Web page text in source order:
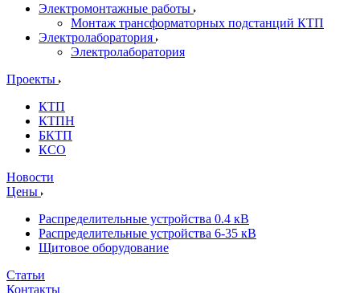
Электромонтажные работы
Монтаж трансформаторных подстанций КТП
Электролаборатория
Электролаборатория
Проекты
КТП
КТПН
БКТП
КСО
Новости
Цены
Распределительные устройства 0.4 кВ
Распределительные устройства 6-35 кВ
Щитовое оборудование
Статьи
Контакты